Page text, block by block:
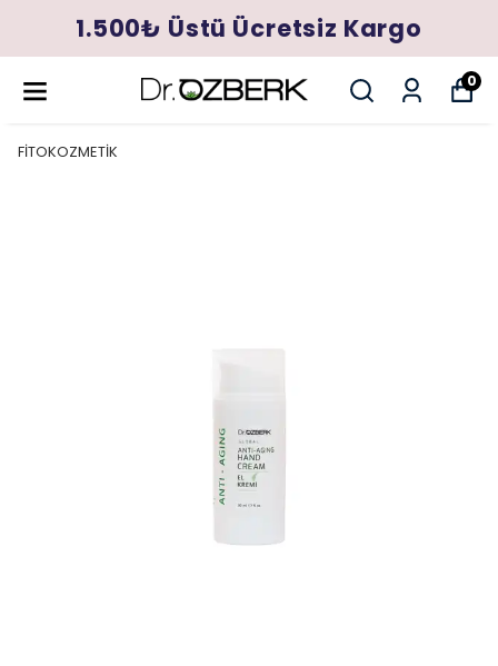
1.500₺ Üstü Ücretsiz Kargo
0
FİTOKOZMETİK